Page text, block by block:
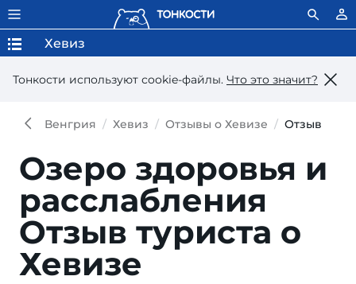
Тонкости используют сookie-файлы. Что это значит?
Хевиз
Венгрия Хевиз Отзывы о Хевизе Отзыв
Озеро здоровья и
расслабления
Отзыв туриста о
Хевизе